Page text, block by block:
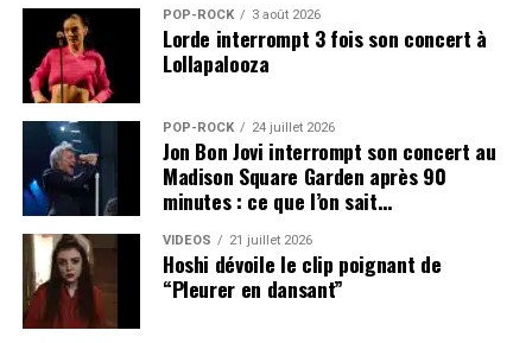
POP-ROCK 3 août 2026
Lorde interrompt 3 fois son concert à
Lollapalooza
POP-ROCK 24 juillet 2026
Jon Bon Jovi interrompt son concert au
Madison Square Garden après 90
minutes : ce que l’on sait…
VIDEOS 21 juillet 2026
Hoshi dévoile le clip poignant de
“Pleurer en dansant”